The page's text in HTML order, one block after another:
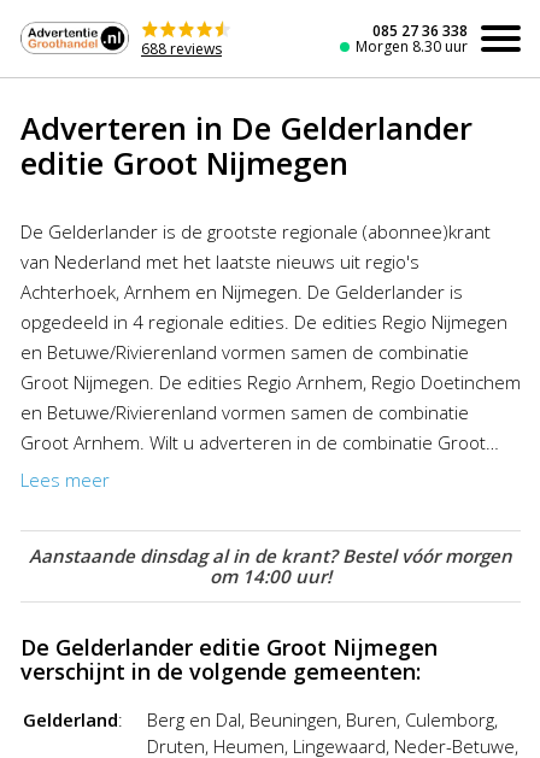
de
inhoud
688 reviews
085 27 36 338
Morgen 8.30 uur
Adverteren in De Gelderlander
editie Groot Nijmegen
De Gelderlander is de grootste regionale (abonnee)krant
van Nederland met het laatste nieuws uit regio's
Achterhoek, Arnhem en Nijmegen. De Gelderlander is
opgedeeld in 4 regionale edities. De edities Regio Nijmegen
en Betuwe/Rivierenland vormen samen de combinatie
Groot Nijmegen. De edities Regio Arnhem, Regio Doetinchem
en Betuwe/Rivierenland vormen samen de combinatie
Groot Arnhem. Wilt u adverteren in de combinatie Groot
Nijmegen dan kunt u profiteren van de aantrekkelijke
een advertentie in De Gelderlander was nog nooit zo
goedkoop en gemakkelijk!
Lees meer
Aanstaande dinsdag al in de krant? Bestel vóór morgen
om 14:00 uur!
De Gelderlander editie Groot Nijmegen
verschijnt in de volgende gemeenten:
Gelderland:
Berg en Dal, Beuningen, Buren, Culemborg,
Druten, Heumen, Lingewaard, Neder-Betuwe,